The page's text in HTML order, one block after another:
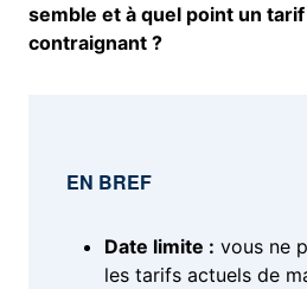
semble et à quel point un
contraignant ?
EN BREF
Date limite : vous ne
les tarifs actuels de